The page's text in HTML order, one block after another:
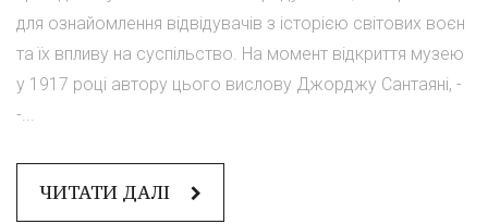
для ознайомлення відвідувачів з історією світових воєн
та їх впливу на суспільство. На момент відкриття музею
у 1917 році автору цього вислову Джорджу Сантаяні, -
-...
ЧИТАТИ ДАЛІ